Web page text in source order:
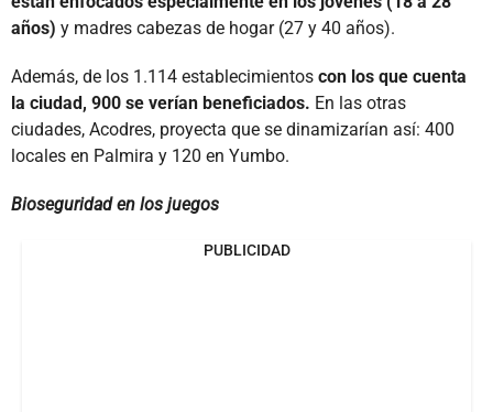
años) y madres cabezas de hogar (27 y 40 años).
Además, de los 1.114 establecimientos con los que cuenta
la ciudad, 900 se verían beneficiados. En las otras
ciudades, Acodres, proyecta que se dinamizarían así: 400
locales en Palmira y 120 en Yumbo.
Bioseguridad en los juegos
PUBLICIDAD